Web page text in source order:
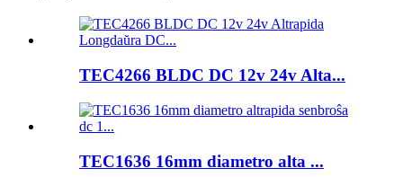
TEC4266 BLDC DC 12v 24v Alta...
TEC1636 16mm diametro alta ...